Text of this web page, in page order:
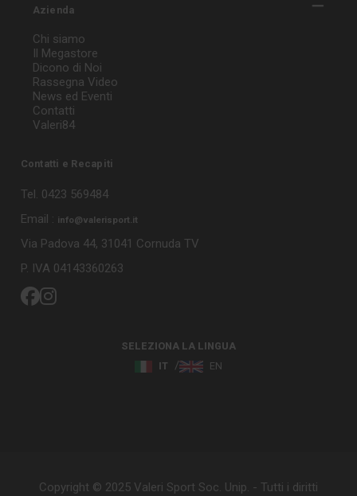
Azienda
Chi siamo
Il Megastore
Dicono di Noi
Rassegna Video
News ed Eventi
Contatti
Valeri84
Contatti e Recapiti
Tel. 0423 569484
Email : info@valerisport.it
Via Padova 44, 31041 Cornuda TV
P. IVA 04143360263
SELEZIONA LA LINGUA
IT
EN
Copyright © 2025 Valeri Sport Soc. Unip. - Tutti i diritti